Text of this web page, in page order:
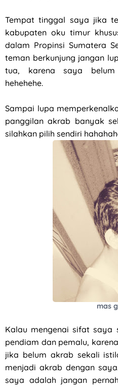
Tempat tinggal saya jika
kabupaten oku timur
dalam Propinsi Sumatera
teman berkunjung jangan
tua, karena saya
hehehehe.
Sampai lupa
panggilan akrab banyak
silahkan pilih sendiri
mas
Kalau mengenai sifat saya
pendiam dan pemalu,
jika belum akrab sekali
menjadi akrab dengan
saya adalah jangan